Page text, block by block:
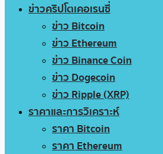
ข่าวคริปโตเคอเรนซี่
ข่าว Bitcoin
ข่าว Ethereum
ข่าว Binance Coin
ข่าว Dogecoin
ข่าว Ripple (XRP)
ราคาและการวิเคราะห์
ราคา Bitcoin
ราคา Ethereum